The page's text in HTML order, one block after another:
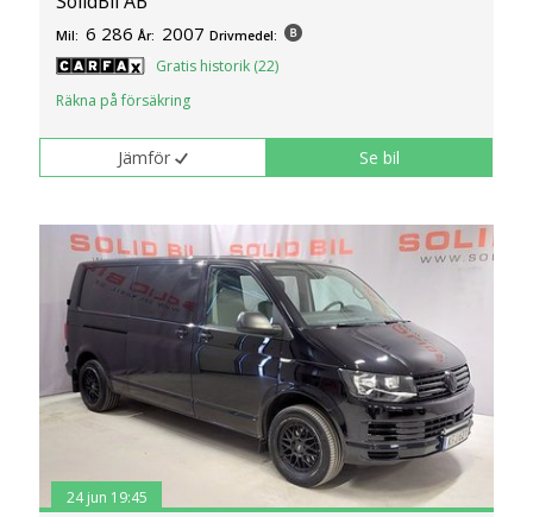
Mil: 6 286 År: 2007 Drivmedel:
Gratis historik (22)
Räkna på försäkring
Jämför Se bil
24 jun 19:45